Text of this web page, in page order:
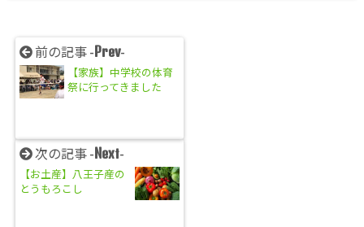
前の記事 -Prev-
【家族】中学校の体育
祭に行ってきました
次の記事 -Next-
【お土産】八王子産の
とうもろこし